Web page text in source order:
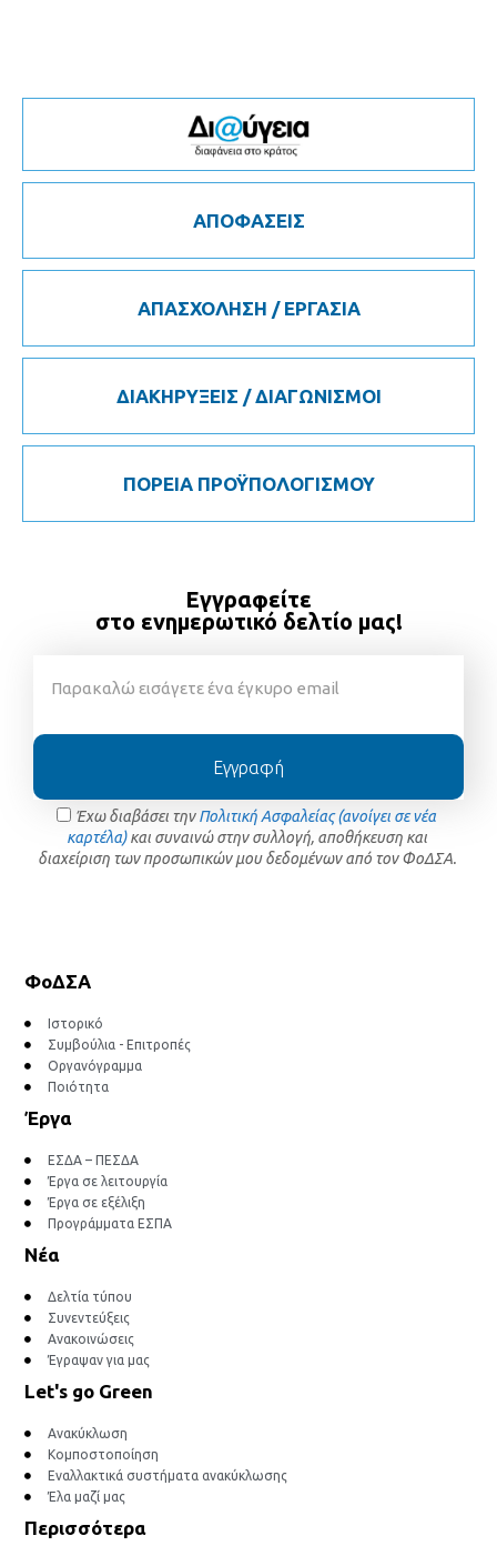
ΑΠΟΦΑΣΕΙΣ
ΑΠΑΣΧΟΛΗΣΗ / ΕΡΓΑΣΙΑ
ΔΙΑΚΗΡΥΞΕΙΣ / ΔΙΑΓΩΝΙΣΜΟΙ
ΠΟΡΕΙΑ ΠΡΟΫΠΟΛΟΓΙΣΜΟΥ
Εγγραφείτε
στο ενημερωτικό δελτίο μας!
Έχω διαβάσει τηνΠολιτική Ασφαλείας (ανοίγει σε νέα
καρτέλα)και συναινώ στην συλλογή, αποθήκευση και
διαχείριση των προσωπικών μου δεδομένων από τον ΦοΔΣΑ.
Εγγραφή
ΦοΔΣΑ
Ιστορικό
Συμβούλια - Επιτροπές
Οργανόγραμμα
Ποιότητα
Έργα
ΕΣΔΑ – ΠΕΣΔΑ
Έργα σε λειτουργία
Έργα σε εξέλιξη
Προγράμματα ΕΣΠΑ
Νέα
Δελτία τύπου
Συνεντεύξεις
Ανακοινώσεις
Έγραψαν για μας
Let's go Green
Ανακύκλωση
Κομποστοποίηση
Εναλλακτικά συστήματα ανακύκλωσης
Έλα μαζί μας
Περισσότερα